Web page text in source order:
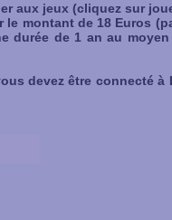
aux jeux (cliquez sur
montant de 18 Euros
durée de 1 an au
devez être connecté à